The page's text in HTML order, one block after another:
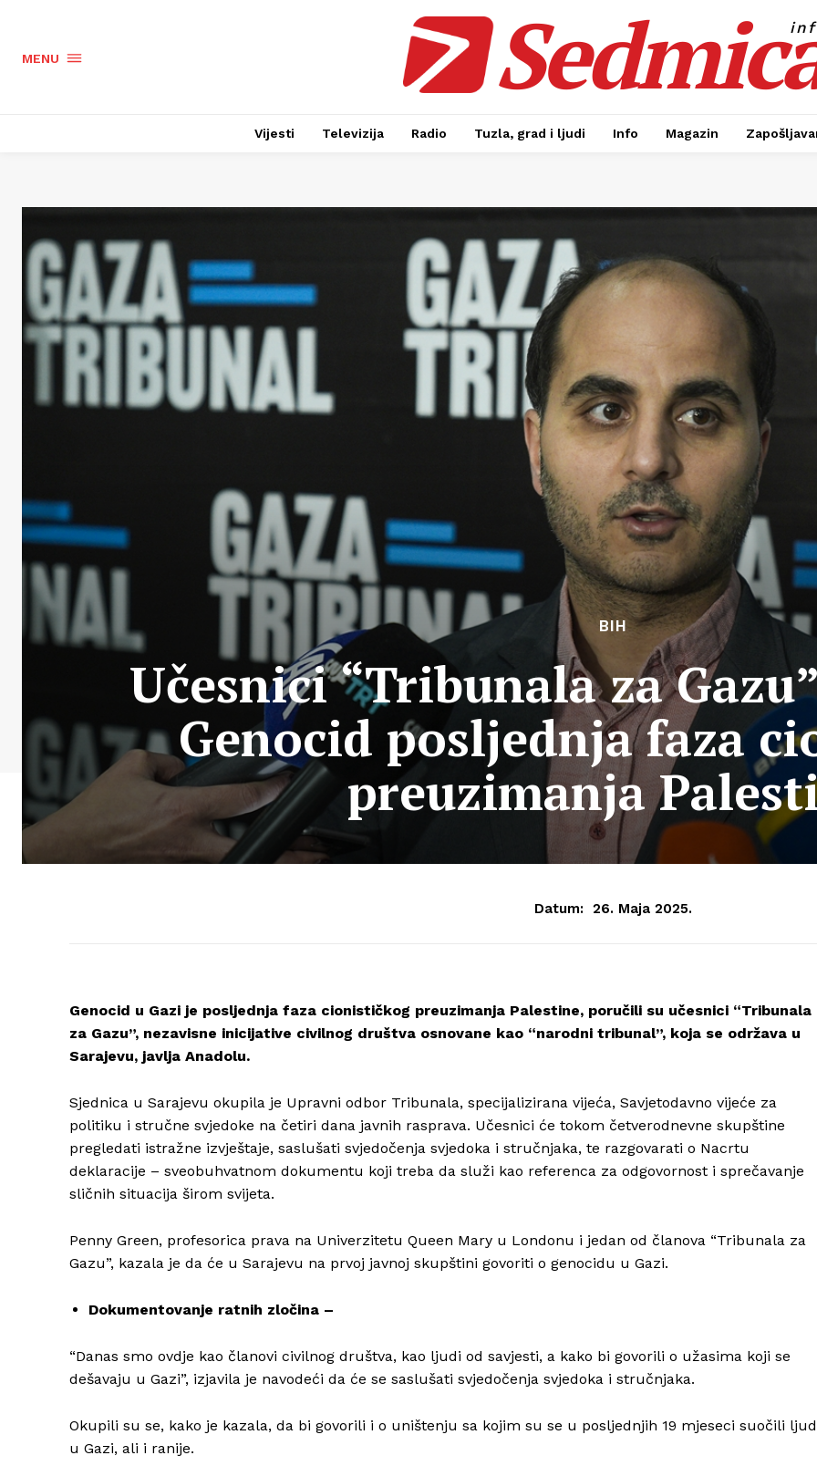
MENU
Vijesti Televizija Radio Tuzla, grad i ljudi Info Magazin
BIH
Učesnici “Tribunala za
Genocid posljednja faza
preuzimanja
Datum: 26. Maja 2025.
Genocid u Gazi je posljednja faza cionističkog preuzimanja Palestine, poručili su učesnici “Tribunala
za Gazu”, nezavisne inicijative civilnog društva osnovane kao “narodni tribunal”, koja se održava u
Sarajevu, javlja Anadolu.
Sjednica u Sarajevu okupila je Upravni odbor Tribunala, specijalizirana vijeća, Savjetodavno vijeće za
politiku i stručne svjedoke na četiri dana javnih rasprava. Učesnici će tokom četverodnevne skupštine
pregledati istražne izvještaje, saslušati svjedočenja svjedoka i stručnjaka, te razgovarati o Nacrtu
deklaracije – sveobuhvatnom dokumentu koji treba da služi kao referenca za odgovornost i sprečavanje
sličnih situacija širom svijeta.
Penny Green, profesorica prava na Univerzitetu Queen Mary u Londonu i jedan od članova “Tribunala za
Gazu”, kazala je da će u Sarajevu na prvoj javnoj skupštini govoriti o genocidu u Gazi.
Dokumentovanje ratnih zločina –
“Danas smo ovdje kao članovi civilnog društva, kao ljudi od savjesti, a kako bi govorili o užasima koji se
dešavaju u Gazi”, izjavila je navodeći da će se saslušati svjedočenja svjedoka i stručnjaka.
Okupili su se, kako je kazala, da bi govorili i o uništenju sa kojim su se u posljednjih 19 mjeseci suočili
u Gazi, ali i ranije.